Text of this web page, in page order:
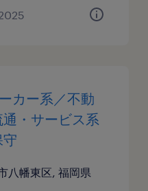
カー系／不動
・サービス系
八幡東区, 福岡県